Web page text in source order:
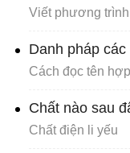
Viết phương
Danh pháp
Cách đọc tên
Chất nào sau
Chất điện li yếu